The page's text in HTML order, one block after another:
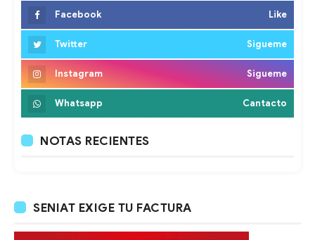
Facebook Like
Twitter Sigueme
Instagram Sigueme
Whatsapp Cantacto
NOTAS RECIENTES
SENIAT EXIGE TU FACTURA